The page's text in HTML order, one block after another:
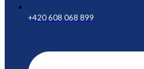
+420 608 068 899